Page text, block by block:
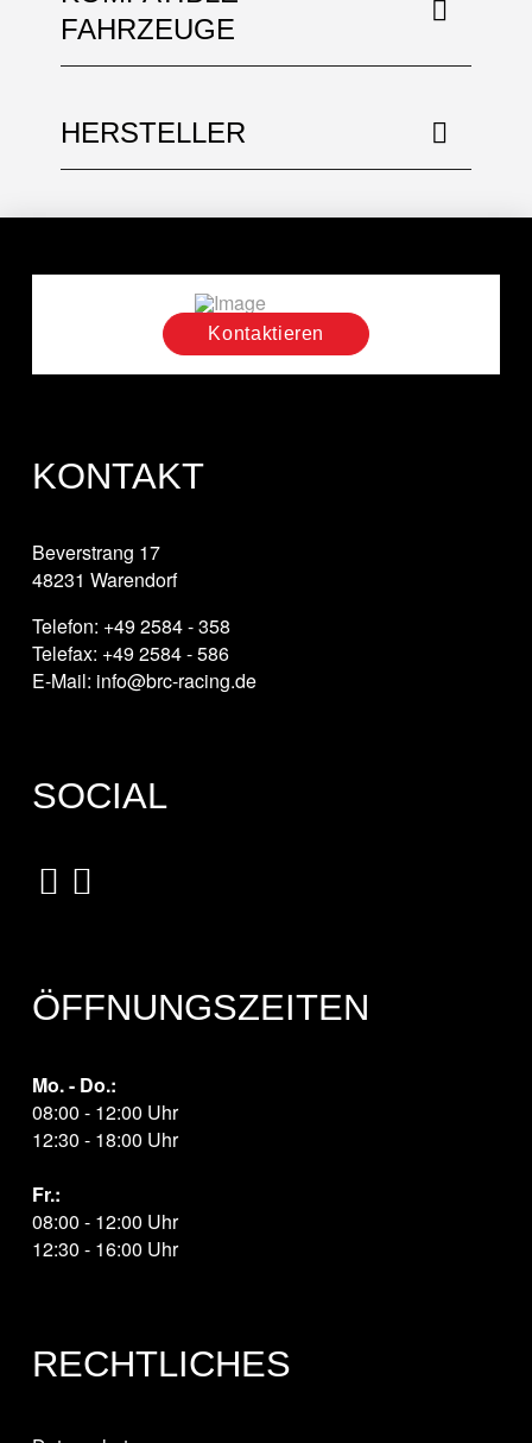
FAHRZEUGE
HERSTELLER
Kontaktieren
KONTAKT
Beverstrang 17
48231 Warendorf
Telefon: +49 2584 - 358
Telefax: +49 2584 - 586
E-Mail: info@brc-racing.de
SOCIAL
ÖFFNUNGSZEITEN
Mo. - Do.:
08:00 - 12:00 Uhr
12:30 - 18:00 Uhr
Fr.:
08:00 - 12:00 Uhr
12:30 - 16:00 Uhr
RECHTLICHES